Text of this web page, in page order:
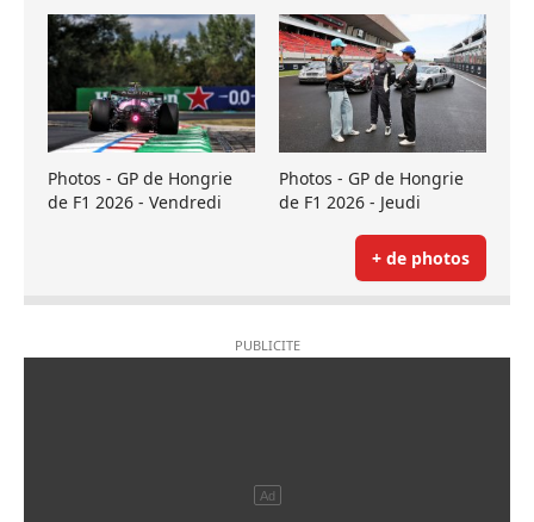
Photos - GP de Hongrie
de F1 2026 - Vendredi
Photos - GP de Hongrie
de F1 2026 - Jeudi
+ de photos